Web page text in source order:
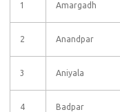
1 Amargadh
2 Anandpar
3 Aniyala
4 Badpar